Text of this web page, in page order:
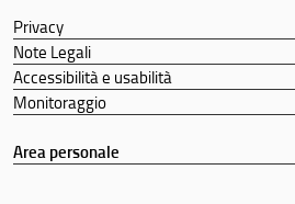
Privacy
Note Legali
Accessibilità e usabilità
Monitoraggio
Area personale